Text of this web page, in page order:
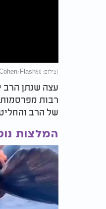
(צילום: shutterstock/David Cohen/Flash90)
עצה שנתן הרב
רבות
של הרב
המלצות